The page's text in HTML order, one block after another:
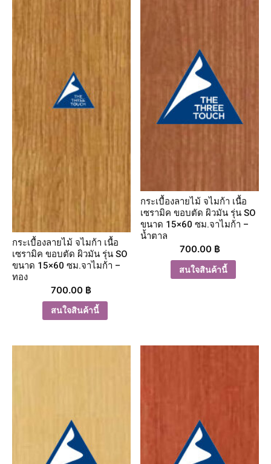
กระเบื้องลายไม้ จไมก้า เนื้อ
เซรามิค ขอบตัด ผิวมัน รุ่น SO
ขนาด 15×60 ซม.จาไมก้า –
ทอง
700.00 ฿
สนใจสินค้านี้
กระเบื้องลายไม้ จไมก้า เนื้อ
เซรามิค ขอบตัด ผิวมัน รุ่น SO
ขนาด 15×60 ซม.จาไมก้า –
น้ำตาล
700.00 ฿
สนใจสินค้านี้